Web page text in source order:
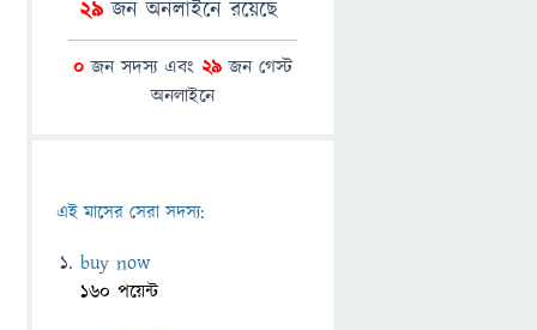
29জন অনলাইনে রয়েছে
0 জন সদস্য এবং 29 জন গেস্ট
অনলাইনে
এই মাসের সেরা সদস্য:
buy now
160 পয়েন্ট